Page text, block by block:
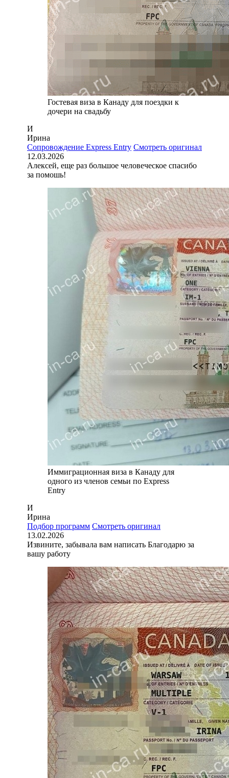
Гостевая виза в Канаду для поездки к
дочери на свадьбу
И
Ирина
Сопровождение Express Entry Смотреть оригинал
12.03.2026
Алексей, еще раз большое человеческое спасибо
за помошь!
Иммиграционная виза в Канаду для
одного из членов семьи по Express
Entry
И
Ирина
Подбор программ Смотреть оригинал
13.02.2026
Извините, забывала вам написать Благодарю за
вашу работу